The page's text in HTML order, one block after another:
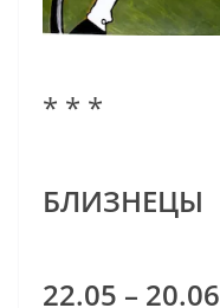
* * *
БЛИЗНЕЦЫ
22.05 – 20.06